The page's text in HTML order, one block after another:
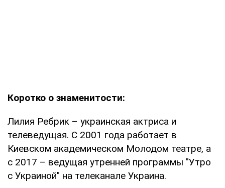
Коротко о знаменитости:
Лилия Ребрик – украинская актриса и
телеведущая. С 2001 года работает в
Киевском академическом Молодом театре, а
с 2017 – ведущая утренней программы "Утро
с Украиной" на телеканале Украина.